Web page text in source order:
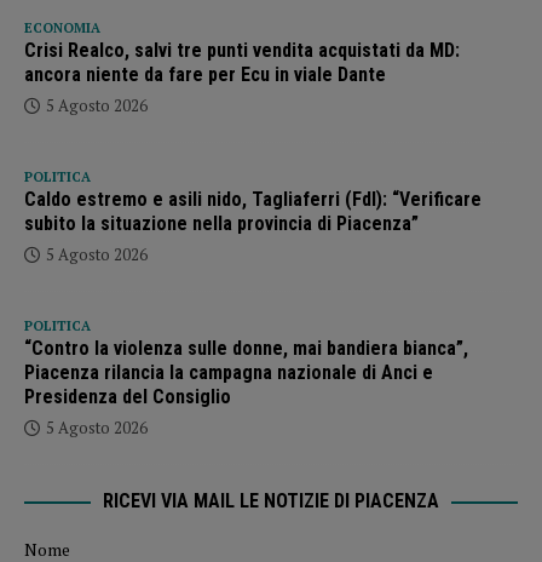
ECONOMIA
Crisi Realco, salvi tre punti vendita acquistati da MD:
ancora niente da fare per Ecu in viale Dante
5 Agosto 2026
POLITICA
Caldo estremo e asili nido, Tagliaferri (FdI): “Verificare
subito la situazione nella provincia di Piacenza”
5 Agosto 2026
POLITICA
“Contro la violenza sulle donne, mai bandiera bianca”,
Piacenza rilancia la campagna nazionale di Anci e
Presidenza del Consiglio
5 Agosto 2026
RICEVI VIA MAIL LE NOTIZIE DI PIACENZA
Nome